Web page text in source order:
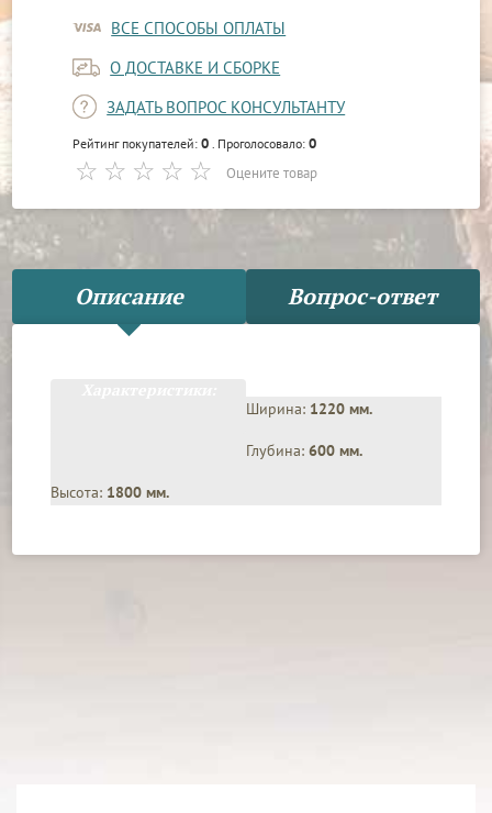
ВСЕ СПОСОБЫ ОПЛАТЫ
О ДОСТАВКЕ И СБОРКЕ
ЗАДАТЬ ВОПРОС КОНСУЛЬТАНТУ
Рейтинг покупателей:0 . Проголосовало:0
Оцените товар
Описание Вопрос-ответ
Ширина: 1220 мм.
Глубина: 600 мм.
Высота: 1800 мм.